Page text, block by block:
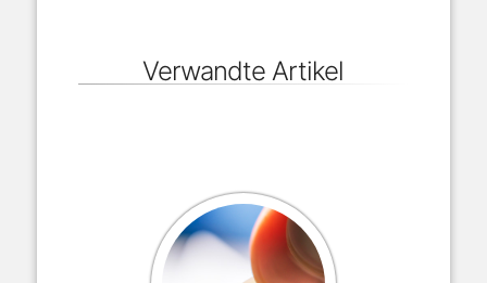
Verwandte Artikel